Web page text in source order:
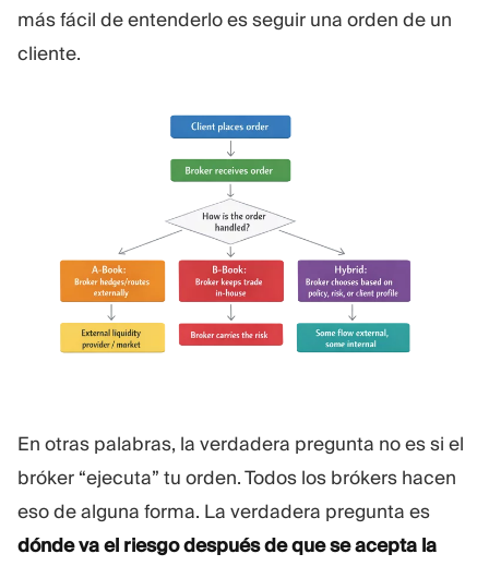
más fácil de entenderlo es seguir una orden de un
cliente.
En otras palabras, la verdadera pregunta no es si el
bróker “ejecuta” tu orden. Todos los brókers hacen
eso de alguna forma. La verdadera pregunta es
dónde va el riesgo después de que se acepta la